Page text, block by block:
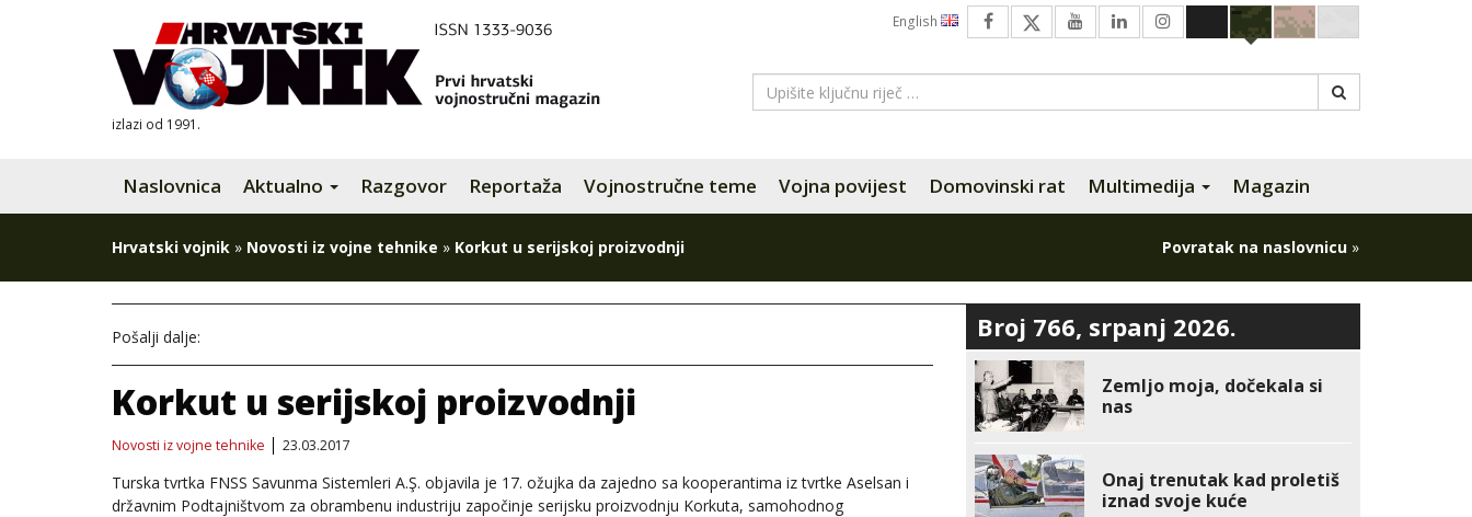
izlazi od 1991.
English
Naslovnica Aktualno Razgovor Reportaža Vojnostručne teme Vojna povijest Domovinski rat Multimedija Magazin
Hrvatski vojnik » Novosti iz vojne tehnike » Korkut u serijskoj proizvodnji Povratak na naslovnicu »
Pošalji dalje:
Korkut u serijskoj proizvodnji
Novosti iz vojne tehnike 23.03.2017
Turska tvrtka FNSS Savunma Sistemleri A.Ş. objavila je 17. ožujka da zajedno sa kooperantima iz tvrtke Aselsan i
državnim Podtajništvom za obrambenu industriju započinje serijsku proizvodnju Korkuta, samohodnog
Broj 766, srpanj 2026.
Zemljo moja, dočekala si
nas
Onaj trenutak kad proletiš
iznad svoje kuće